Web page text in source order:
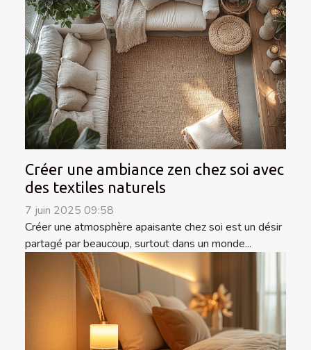
Créer une ambiance zen chez soi avec
des textiles naturels
7 juin 2025 09:58
Créer une atmosphère apaisante chez soi est un désir
partagé par beaucoup, surtout dans un monde...